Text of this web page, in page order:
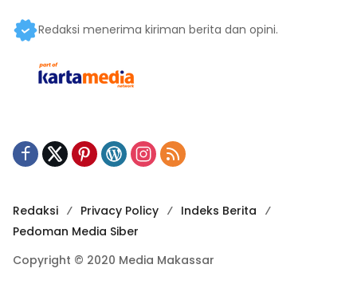
Redaksi menerima kiriman berita dan opini.
Redaksi Privacy Policy
Indeks Berita
Pedoman Media Siber
Copyright © 2020 Media Makassar